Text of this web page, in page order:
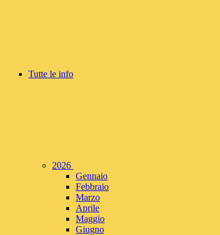
Tutte le info
2026
Gennaio
Febbraio
Marzo
Aprile
Maggio
Giugno